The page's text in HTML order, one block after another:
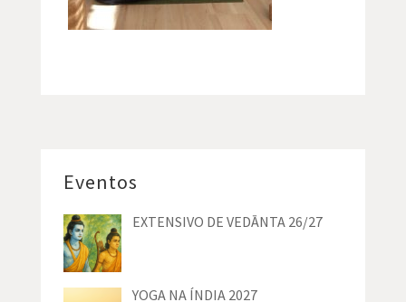
Eventos
EXTENSIVO DE VEDĀNTA 26/27
YOGA NA ÍNDIA 2027